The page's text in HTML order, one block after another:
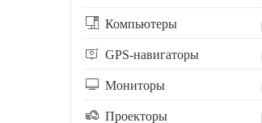
Компьютеры
GPS-навигаторы
Мониторы
Проекторы